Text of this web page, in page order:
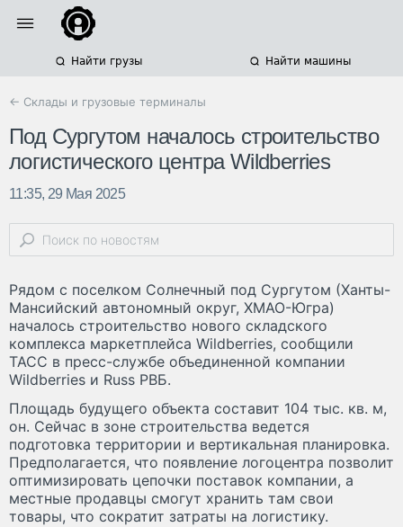
Найти грузы Найти машины
← Склады и грузовые терминалы
Под Сургутом началось строительство
логистического центра Wildberries
11:35, 29 Мая 2025
Рядом с поселком Солнечный под Сургутом (Ханты-
Мансийский автономный округ, ХМАО-Югра)
началось строительство нового складского
комплекса маркетплейса Wildberries, сообщили
ТАСС в пресс-службе объединенной компании
Wildberries и Russ РВБ.
Площадь будущего объекта составит 104 тыс. кв. м,
он. Сейчас в зоне строительства ведется
подготовка территории и вертикальная планировка.
Предполагается, что появление логоцентра позволит
оптимизировать цепочки поставок компании, а
местные продавцы смогут хранить там свои
товары, что сократит затраты на логистику.